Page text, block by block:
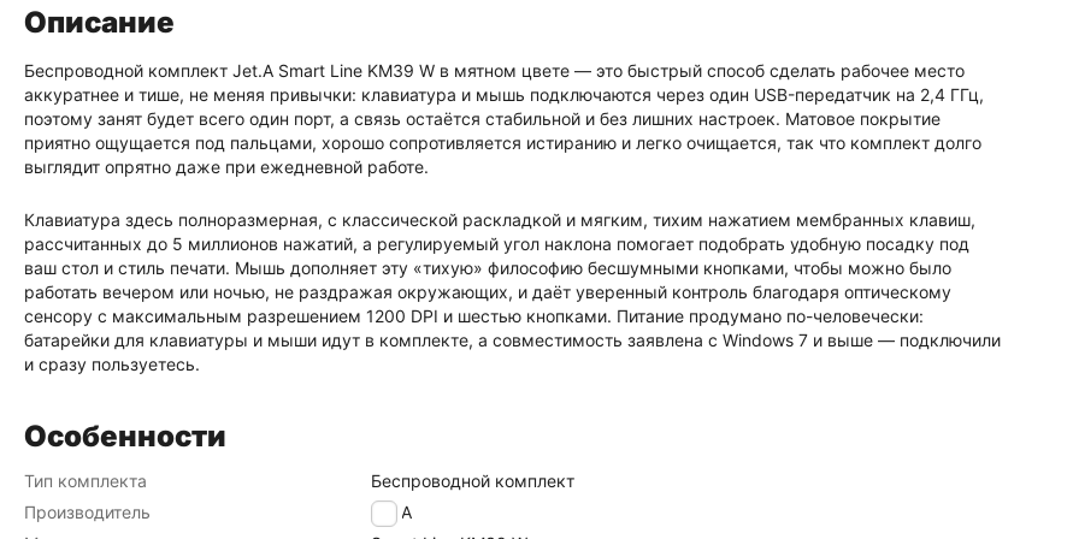
Описание
Беспроводной комплект Jet.A Smart Line KM39 W в мятном цвете — это быстрый способ сделать рабочее место
аккуратнее и тише, не меняя привычки: клавиатура и мышь подключаются через один USB-передатчик на 2,4 ГГц,
поэтому занят будет всего один порт, а связь остаётся стабильной и без лишних настроек. Матовое покрытие
приятно ощущается под пальцами, хорошо сопротивляется истиранию и легко очищается, так что комплект долго
выглядит опрятно даже при ежедневной работе.
Клавиатура здесь полноразмерная, с классической раскладкой и мягким, тихим нажатием мембранных клавиш,
рассчитанных до 5 миллионов нажатий, а регулируемый угол наклона помогает подобрать удобную посадку под
ваш стол и стиль печати. Мышь дополняет эту «тихую» философию бесшумными кнопками, чтобы можно было
работать вечером или ночью, не раздражая окружающих, и даёт уверенный контроль благодаря оптическому
сенсору с максимальным разрешением 1200 DPI и шестью кнопками. Питание продумано по-человечески:
батарейки для клавиатуры и мыши идут в комплекте, а совместимость заявлена с Windows 7 и выше — подключили
и сразу пользуетесь.
Особенности
Тип комплекта
Беспроводной комплект
Производитель
Jet.A